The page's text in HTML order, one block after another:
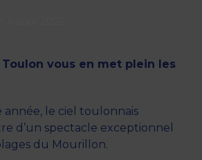
Toulon vous en met plein les
année, le ciel toulonnais
d’un spectacle exceptionnel
du Mourillon.